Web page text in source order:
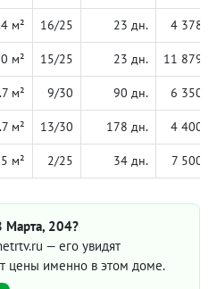
м² 16/25 23 дн. 4 378
м² 15/25 23 дн. 11 879
м² 9/30 90 дн. 6 350
м² 13/30 178 дн. 4 400
м² 2/25 34 дн. 7 500
Марта, 204?
— его увидят
цены именно в этом доме.